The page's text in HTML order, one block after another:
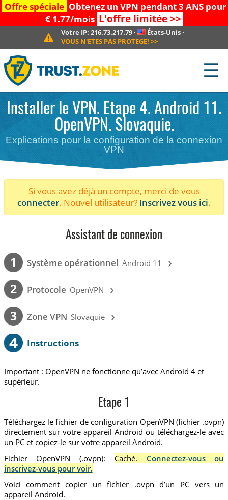
Offre spéciale Obtenez un VPN pendant 3 ANS pour
€ 1.77/mois L'offre limitée>>
Votre IP:216.73.217.79 · États-Unis·
VOUS N'ETES PAS PROTEGE! >>
☰
Installer le VPN. Etape 4. Android 11.
OpenVPN. Slovaquie.
Explications pour la configuration de la connexion
VPN
Si vous avez déjà un compte, merci de vous
connecter. Nouvel utilisateur? Inscrivez vous ici.
Assistant de connexion
1 Système opérationnel Android 11 ›
2 Protocole OpenVPN ›
3 Zone VPN Slovaquie ›
4 Instructions
Important : OpenVPN ne fonctionne qu’avec Android 4 et
supérieur.
Etape 1
Téléchargez le fichier de configuration OpenVPN (fichier .ovpn)
directement sur votre appareil Android ou téléchargez-le avec
un PC et copiez-le sur votre appareil Android.
Fichier OpenVPN (.ovpn):
Caché. Connectez-vous ou
inscrivez-vous pour voir.
Voici comment copier un fichier .ovpn d’un PC vers un
appareil Android.